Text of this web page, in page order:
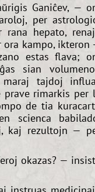
Ganiĉev, —
per
hepato,
ora kampo, ikteron
estas flava;
sian
tajdoj
rimarkis per
de tia
scienca
kaj rezultojn —
okazas? —